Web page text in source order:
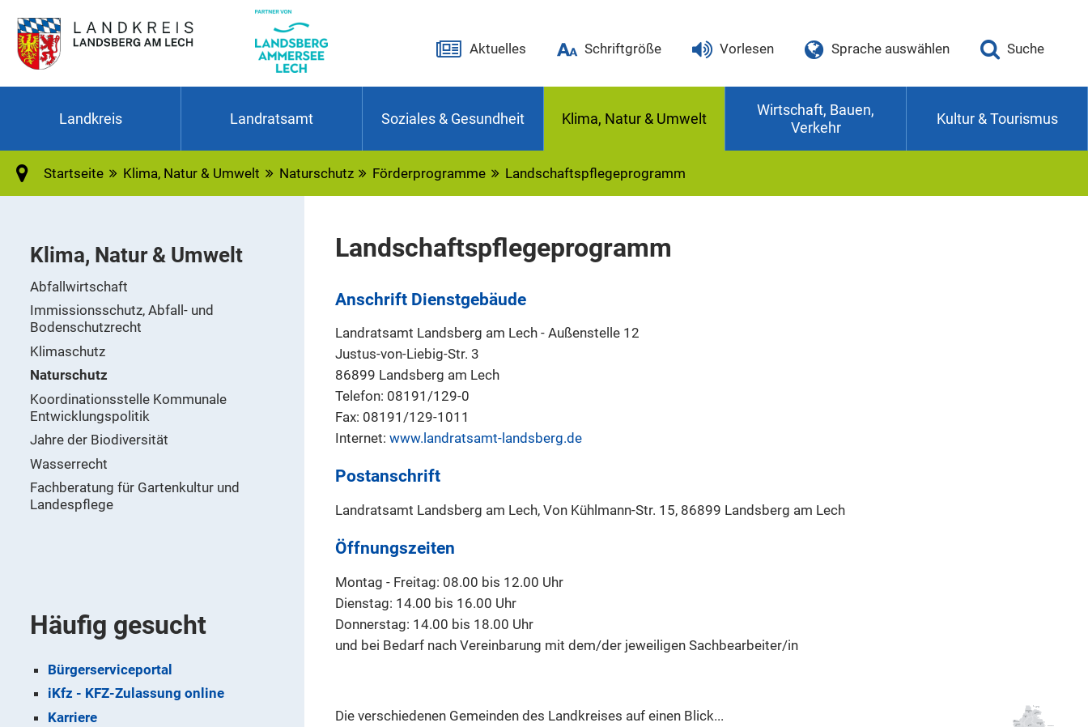
Aktuelles Schriftgröße Vorlesen Sprache auswählen Suche
Landkreis Landratsamt Soziales & Gesundheit Klima, Natur & Umwelt
Wirtschaft, Bauen,
Verkehr
Kultur & Tourismus
Startseite Klima, Natur & Umwelt Naturschutz Förderprogramme Landschaftspflegeprogramm
Landschaftspflegeprogramm
Anschrift Dienstgebäude
Landratsamt Landsberg am Lech - Außenstelle 12
Justus-von-Liebig-Str. 3
86899 Landsberg am Lech
Telefon: 08191/129-0
Fax: 08191/129-1011
Internet: www.landratsamt-landsberg.de
Postanschrift
Landratsamt Landsberg am Lech, Von Kühlmann-Str. 15, 86899 Landsberg am Lech
Öffnungszeiten
Montag - Freitag: 08.00 bis 12.00 Uhr
Dienstag: 14.00 bis 16.00 Uhr
Donnerstag: 14.00 bis 18.00 Uhr
und bei Bedarf nach Vereinbarung mit dem/der jeweiligen Sachbearbeiter/in
Die verschiedenen Gemeinden des Landkreises auf einen Blick...
Klima, Natur & Umwelt
Abfallwirtschaft
Immissionsschutz, Abfall- und
Bodenschutzrecht
Klimaschutz
Naturschutz
Koordinationsstelle Kommunale
Entwicklungspolitik
Jahre der Biodiversität
Wasserrecht
Fachberatung für Gartenkultur und
Landespflege
Häufig gesucht
Bürgerserviceportal
iKfz - KFZ-Zulassung online
Karriere